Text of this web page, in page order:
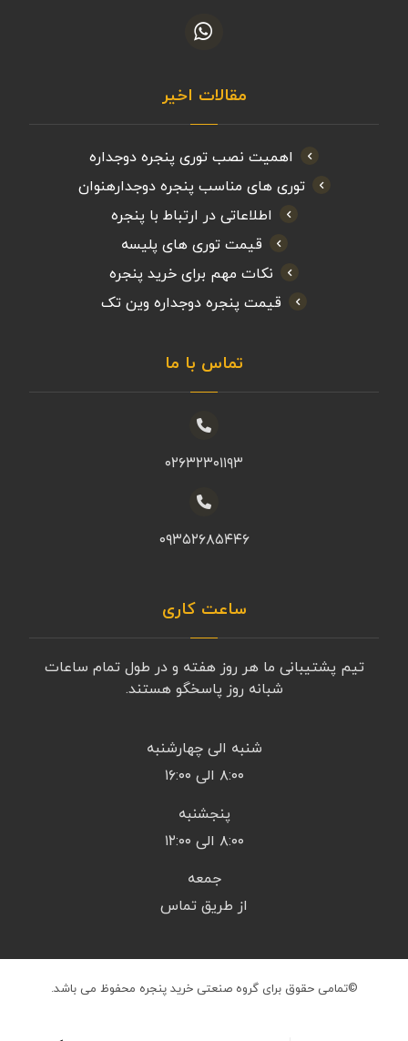
مقالات اخیر
اهمیت نصب توری پنجره دوجداره
توری های مناسب پنجره دوجدارهنوان
اطلاعاتی در ارتباط با پنجره
قیمت توری های پلیسه
نکات مهم برای خرید پنجره
قیمت پنجره دوجداره وین تک
تماس با ما
۰۲۶۳۲۳۰۱۱۹۳
۰۹۳۵۲۶۸۵۴۴۶
ساعت کاری
تیم پشتیبانی ما هر روز هفته و در طول تمام ساعات
شبانه روز پاسخگو هستند.
شنبه الی چهارشنبه
۸:۰۰ الی ۱۶:۰۰
پنجشنبه
۸:۰۰ الی ۱۲:۰۰
جمعه
از طریق تماس
©تمامی حقوق برای گروه صنعتی خرید پنجره محفوظ می باشد.